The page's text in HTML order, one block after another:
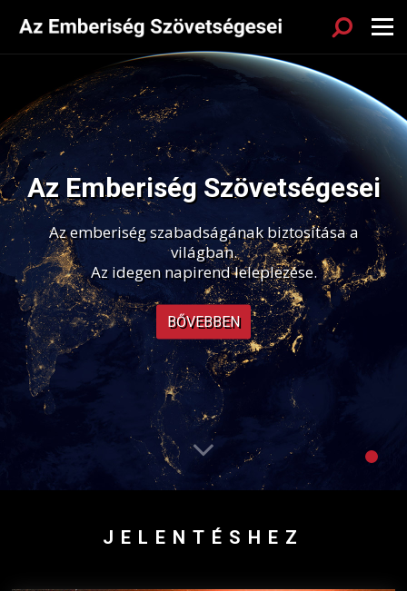
Sök
Menu
Az Emberiség Szövetségesei
Az emberiség szabadságának biztosítása a
világban.
Az idegen napirend leleplezése.
BŐVEBBEN
JELENTÉSHEZ